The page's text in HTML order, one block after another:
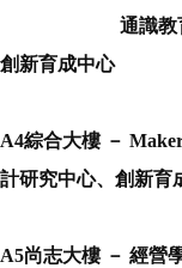
通識教育中心
創新育成中心
A4綜合大樓 －
計研究中心、創新育
A5尚志大樓 － 經營